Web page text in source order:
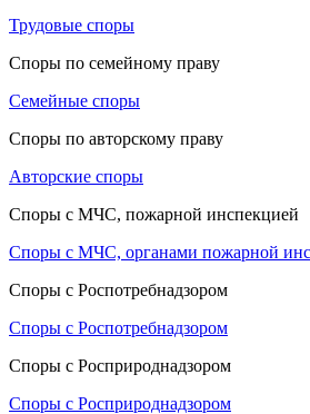
Трудовые споры
Споры по семейному праву
Семейные споры
Споры по авторскому праву
Авторские споры
Споры с МЧС, пожарной инспекцией
Споры с МЧС, органами пожарной
Споры с Роспотребнадзором
Споры с Роспотребнадзором
Споры с Росприроднадзором
Споры с Росприроднадзором